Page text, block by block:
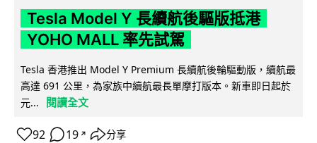
Tesla Model Y 長續航後驅版抵港
YOHO MALL 率先試駕
Tesla 香港推出 Model Y Premium 長續航後輪驅動版，續航最
高達 691 公里，為家族中續航最長單摩打版本。新車即日起於
元...
閱讀全文
92 19 ↗ 分享